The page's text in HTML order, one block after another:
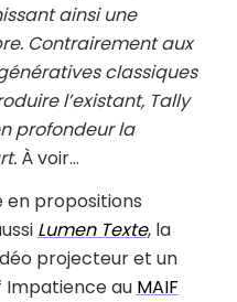
ainsi une
Contrairement aux
classiques
l’existant, Tally
profondeur la
À voir…
propositions
Lumen Texte, la
projecteur et un
Impatience au MAIF